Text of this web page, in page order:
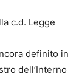
c.d. Legge
definito in
dell’Interno